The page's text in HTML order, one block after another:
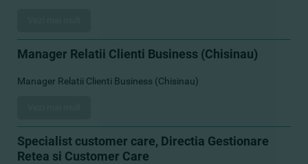
Manager Relatii Clienti Business (Chisinau)
Manager Relatii Clienti Business (Chisinau)
Specialist customer care, Directia Gestionare
Retea si Customer Care